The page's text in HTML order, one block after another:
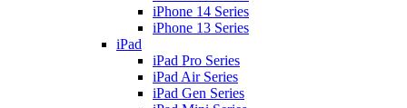
iPhone 14 Series
iPhone 13 Series
iPad
iPad Pro Series
iPad Air Series
iPad Gen Series